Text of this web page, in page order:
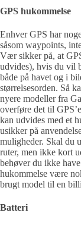
GPS hukommelse
Enhver GPS har
såsom waypoints,
Vær sikker på, at
udvides), hvis du vil
både på havet og i
størrelsesorden. Så
nyere modeller fra
overføre det til
kan udvides med et
usikker på
muligheder. Skal du
ruter, men ikke kort
behøver du ikke
hukommelse være
brugt model til en
Batteri